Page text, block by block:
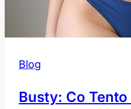
Blog
Busty: Co